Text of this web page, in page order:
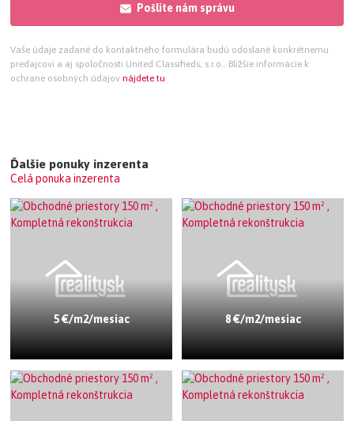
Pošlite nám správu
Vaše údaje zadané do kontaktného formulára budú odoslané konkrétnemu
predajcovi a aj spoločnosti United Classifieds, s.r.o.. Bližšie informácie k
ochrane osobných údajov nájdete tu
Ďalšie ponuky inzerenta
Celá ponuka inzerenta
5 €/m2/mesiac 8 €/m2/mesiac